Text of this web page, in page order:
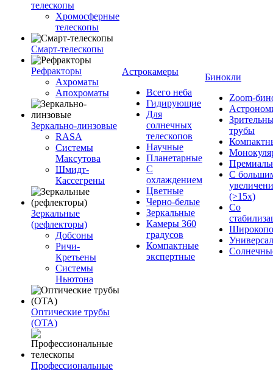
телескопы
Хромосферные
телескопы
Смарт-телескопы
Рефракторы
Ахроматы
Апохроматы
Зеркально-линзовые
RASA
Системы
Максутова
Шмидт-
Кассегрены
Зеркальные
(рефлекторы)
Добсоны
Ричи-
Кретьены
Системы
Ньютона
Оптические трубы
(OTA)
Профессиональные
Астрокамеры
Всего неба
Гидирующие
Для
солнечных
телескопов
Научные
Планетарные
С
охлаждением
Цветные
Черно-белые
Зеркальные
Камеры 360
градусов
Компактные
экспертные
Бинокли
Zoom-
трубы
С
(>15x)
Со